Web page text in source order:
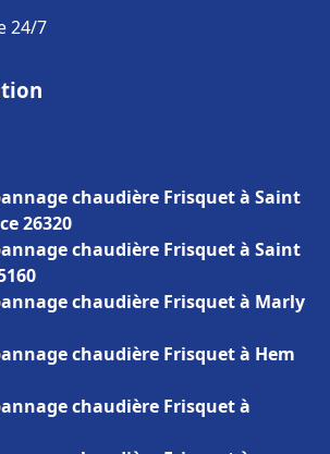
24/7
chaudière Frisquet à Saint
26320
chaudière Frisquet à Saint
chaudière Frisquet à Marly
chaudière Frisquet à Hem
chaudière Frisquet à